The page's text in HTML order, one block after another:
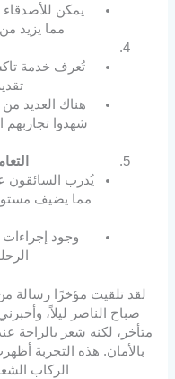
يمكن للأصدقاء
مما يزيد
تُعرف خدمة
هناك العديد من
شهدوا تجاربهم
يُدرب السائقون
مما يضيف
وجود إجراءات
لقد تلقيت مؤخرًا رسالة
صباح الناصر ليلاً،
متأخر، لكنه شعر بالراحة
بالأمان. هذه التجربة
الركاب